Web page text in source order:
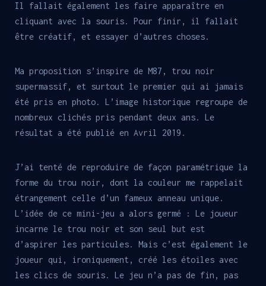
Il fallait également les faire apparaître en
cliquant avec la souris. Pour finir, il fallait
être créatif, et essayer d’autres choses.
Ma proposition s’inspire de M87, trou noir
supermassif, et surtout le premier qui ai jamais
été pris en photo. L’image historique regroupe de
nombreux clichés pris pendant deux ans. Le
résultat a été publié en Avril 2019.
J’ai tenté de reproduire de façon paramétrique la
forme du trou noir, dont la couleur me rappelait
étrangement celle d’un fameux anneau unique.
L’idée de ce mini-jeu a alors germé : Le joueur
incarne le trou noir et son seul but est
d’aspirer les particules. Mais c’est également le
joueur qui, ironiquement, créé les étoiles avec
les clics de souris. Le jeu n’a pas de fin, pas